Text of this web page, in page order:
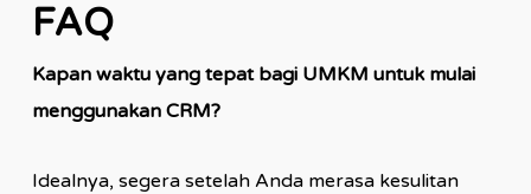
FAQ
Kapan waktu yang tepat bagi UMKM untuk mulai
menggunakan CRM?
Idealnya, segera setelah Anda merasa kesulitan